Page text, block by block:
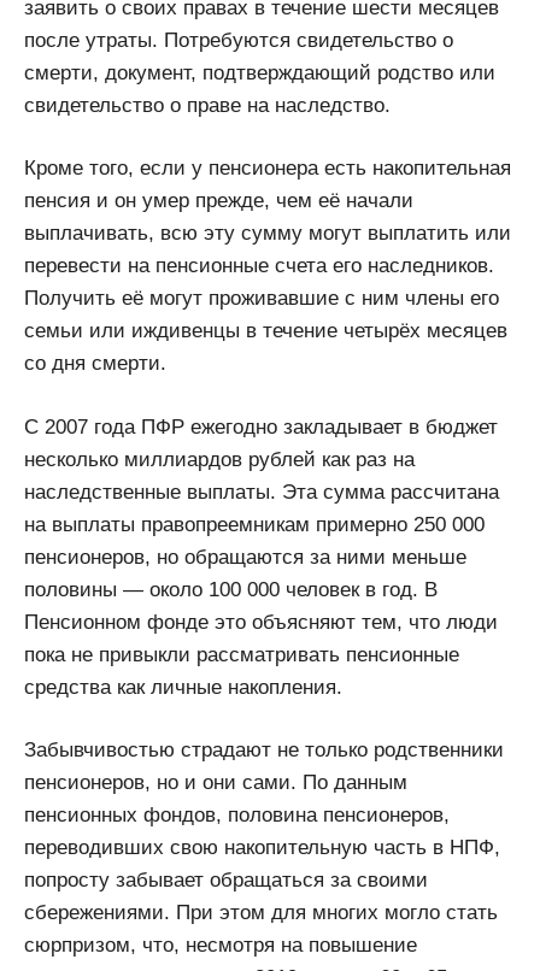
заявить о своих правах в течение шести месяцев
после утраты. Потребуются свидетельство о
смерти, документ, подтверждающий родство или
свидетельство о праве на наследство.
Кроме того, если у пенсионера есть накопительная
пенсия и он умер прежде, чем её начали
выплачивать, всю эту сумму могут выплатить или
перевести на пенсионные счета его наследников.
Получить её могут проживавшие с ним члены его
семьи или иждивенцы в течение четырёх месяцев
со дня смерти.
С 2007 года ПФР ежегодно закладывает в бюджет
несколько миллиардов рублей как раз на
наследственные выплаты. Эта сумма рассчитана
на выплаты правопреемникам примерно 250 000
пенсионеров, но обращаются за ними меньше
половины — около 100 000 человек в год. В
Пенсионном фонде это объясняют тем, что люди
пока не привыкли рассматривать пенсионные
средства как личные накопления.
Забывчивостью страдают не только родственники
пенсионеров, но и они сами. По данным
пенсионных фондов, половина пенсионеров,
переводивших свою накопительную часть в НПФ,
попросту забывает обращаться за своими
сбережениями. При этом для многих могло стать
сюрпризом, что, несмотря на повышение